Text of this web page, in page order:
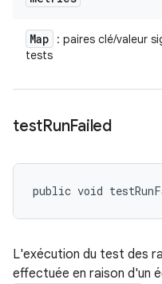
Map
: paires clé/valeur
tests
testRunFailed
public void
L'exécution du test des
effectuée en raison d'un